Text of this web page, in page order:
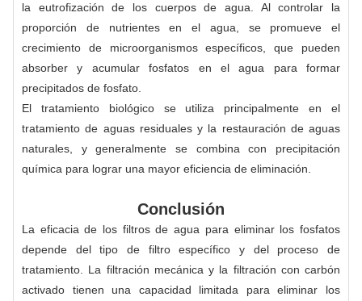
la eutrofización de los cuerpos de agua. Al controlar la
proporción de nutrientes en el agua, se promueve el
crecimiento de microorganismos específicos, que pueden
absorber y acumular fosfatos en el agua para formar
precipitados de fosfato.
El tratamiento biológico se utiliza principalmente en el
tratamiento de aguas residuales y la restauración de aguas
naturales, y generalmente se combina con precipitación
química para lograr una mayor eficiencia de eliminación.
Conclusión
La eficacia de los filtros de agua para eliminar los fosfatos
depende del tipo de filtro específico y del proceso de
tratamiento. La filtración mecánica y la filtración con carbón
activado tienen una capacidad limitada para eliminar los